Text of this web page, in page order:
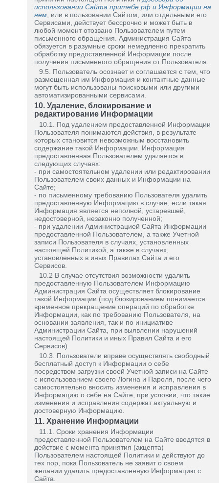
использовании Сайта притебе.рф и Информации на
нем , или в пользовании Сайтом, или отдельными его
Сервисами, действует бессрочно и может быть в
любой момент отозвано Пользователем путем
письменного обращения. Администрация Сайта
обязуется в разумные сроки немедленно прекратить
обработку предоставленной Информации после
получения письменного обращения от Пользователя.
9.5. Пользователь осознает и соглашается с тем, что
размещенная им Информация и контактные данные
могут быть использованы поисковыми или другими
автоматизированными сервисами.
10. Удаление, блокирование и
редактирование Информации
10.1. Под удалением предоставленной Информации
Пользователя понимаются действия, в результате
которых становится невозможным восстановить
содержание такой Информации. Информация
предоставленная Пользователем удаляется в
следующих случаях:
- при самостоятельном удалении или редактировании
Пользователем своих данных и Информации на
Сайте;
- по письменному требованию Пользователя удалить
предоставленную Информацию в случае, если такая
Информация является неполной, устаревшей,
недостоверной, незаконно полученной;
- при удалении Администрацией Сайта Информации
предоставленной Пользователем, а также Учетной
записи Пользователя в случаях, установленных
настоящей Политикой, а также в случаях,
установленных в иных Правилах Сайта и его
Сервисов.
10.2 В случае отсутствия возможности удалить
предоставленную Пользователем Информацию
Администрация Сайта осуществляет блокирование
такой Информации (под блокированием понимается
временное прекращение операций по обработке
Информации, как по требованию Пользователя, на
основании заявления, так и по инициативе
Администрации Сайта, при выявлении нарушений
настоящей Политики и иных Правил Сайта и его
Сервисов).
10.3. Пользователи вправе осуществлять свободный
бесплатный доступ к Информации о себе
посредством загрузки своей Учетной записи на Сайте
с использованием своего Логина и Пароля, после чего
самостоятельно вносить изменения и исправления в
Информацию о себе на Сайте, при условии, что такие
изменения и исправления содержат актуальную и
достоверную Информацию.
11. Хранение Информации
11.1. Сроки хранения Информации
предоставленной Пользователем на Сайте вводятся в
действие с момента принятия (акцепта)
Пользователем настоящей Политики и действуют до
тех пор, пока Пользователь не заявит о своем
желании удалить предоставленную Информацию с
Сайта.